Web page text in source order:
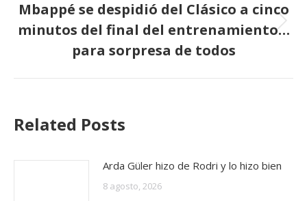
Publicación
siguiente:
Mbappé se despidió del Clásico a cinco
minutos del final del entrenamiento…
para sorpresa de todos
Related Posts
Arda Güler hizo de Rodri y lo hizo bien
8 agosto, 2026